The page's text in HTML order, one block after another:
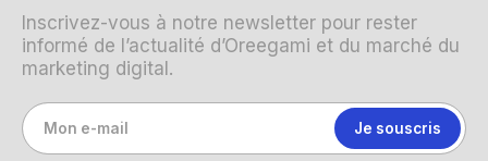
Inscrivez-vous à notre newsletter pour rester
informé de l’actualité d’Oreegami et du marché du
marketing digital.